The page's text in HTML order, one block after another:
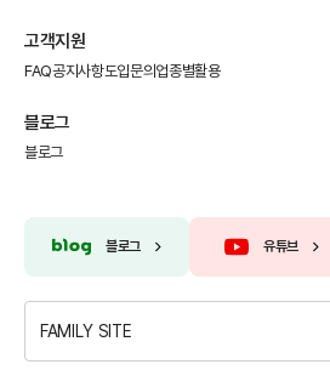
고객지원
FAQ공지사항도입문의업종별활용
블로그
블로그
블로그 유튜브
FAMILY SITE